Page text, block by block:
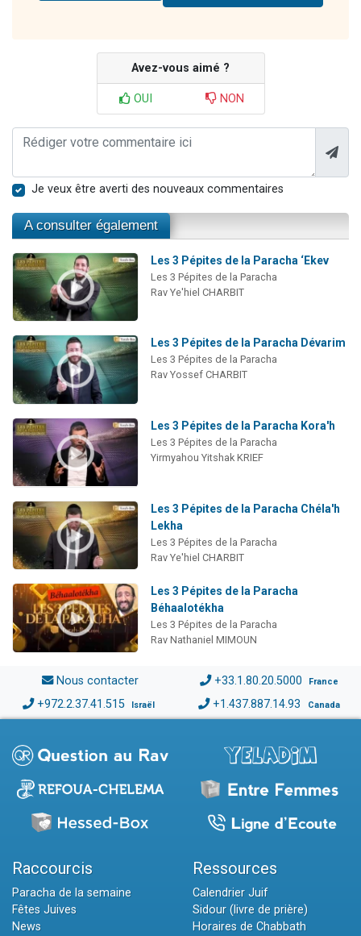
Avez-vous aimé ?
OUI NON
Je veux être averti des nouveaux commentaires
A consulter également
Les 3 Pépites de la Paracha ‘Ekev
Les 3 Pépites de la Paracha
Rav Ye'hiel CHARBIT
Les 3 Pépites de la Paracha Dévarim
Les 3 Pépites de la Paracha
Rav Yossef CHARBIT
Les 3 Pépites de la Paracha Kora'h
Les 3 Pépites de la Paracha
Yirmyahou Yitshak KRIEF
Les 3 Pépites de la Paracha Chéla'h
Lekha
Les 3 Pépites de la Paracha
Rav Ye'hiel CHARBIT
Les 3 Pépites de la Paracha
Béhaalotékha
Les 3 Pépites de la Paracha
Rav Nathaniel MIMOUN
Nous contacter +33.1.80.20.5000 France
+972.2.37.41.515 Israël +1.437.887.14.93 Canada
Raccourcis
Paracha de la semaine
Fêtes Juives
News
Ressources
Calendrier Juif
Sidour (livre de prière)
Horaires de Chabbath